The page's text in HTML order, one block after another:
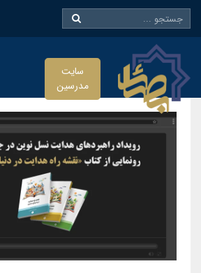
سایت
مدرسین